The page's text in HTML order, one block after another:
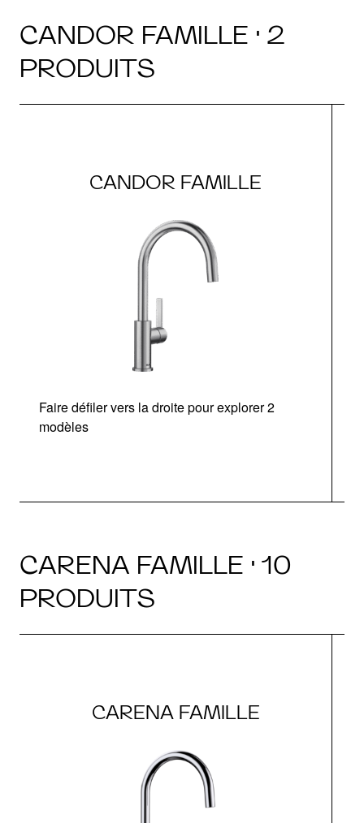
CANDOR FAMILLE · 2
PRODUITS
CANDOR FAMILLE
Faire défiler vers la droite pour explorer 2
modèles
CARENA FAMILLE · 10
PRODUITS
CARENA FAMILLE